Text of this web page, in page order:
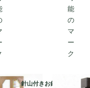
針山付きお針箱 お裁縫